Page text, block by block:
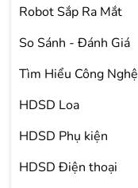
Robot Sắp Ra Mắt
So Sánh - Đánh Giá
Tìm Hiểu Công Nghệ
HDSD Loa
HDSD Phụ kiện
HDSD Điện thoại